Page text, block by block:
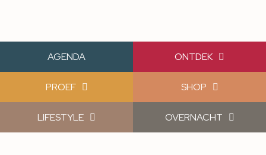
AGENDA ONTDEK
PROEF SHOP
LIFESTYLE OVERNACHT